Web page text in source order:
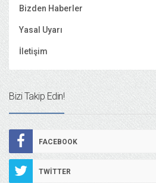
Bizden Haberler
Yasal Uyarı
İletişim
Bizi Takip Edin!
FACEBOOK
TWITTER